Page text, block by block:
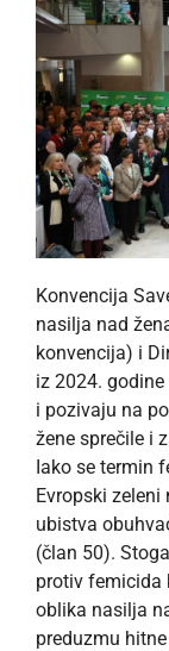
Konvencija
nasilja nad
konvencija) i
iz 2024.
i pozivaju na
žene sprečile i
Iako se termin
Evropski
ubistva
(član 50).
protiv femicida
oblika nasilja
preduzmu